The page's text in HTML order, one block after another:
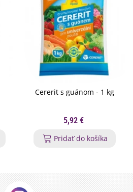
Cererit s guánom - 1 kg
5,92 €
Pridať do košíka